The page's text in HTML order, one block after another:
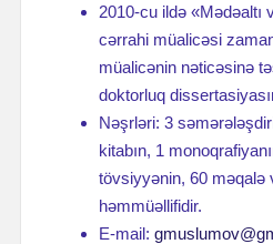
2010-cu ildə «Mədəaltı
cərrahi müalicəsi
müalicənin nəticəsinə
doktorluq
Nəşrləri: 3
kitabın, 1
tövsiyyənin, 60 məqalə
həmmüəllifidir.
E-mail: